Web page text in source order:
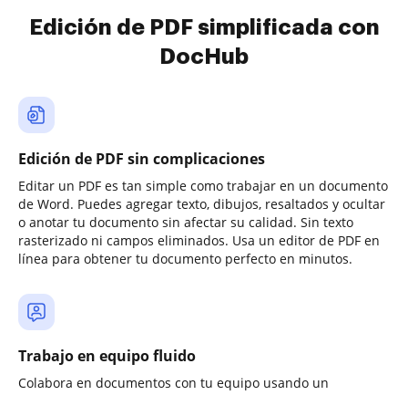
Edición de PDF simplificada con
DocHub
Edición de PDF sin complicaciones
Editar un PDF es tan simple como trabajar en un documento
de Word. Puedes agregar texto, dibujos, resaltados y ocultar
o anotar tu documento sin afectar su calidad. Sin texto
rasterizado ni campos eliminados. Usa un editor de PDF en
línea para obtener tu documento perfecto en minutos.
Trabajo en equipo fluido
Colabora en documentos con tu equipo usando un